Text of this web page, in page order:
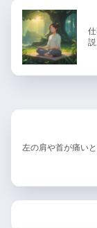
説
左の肩や首が痛い